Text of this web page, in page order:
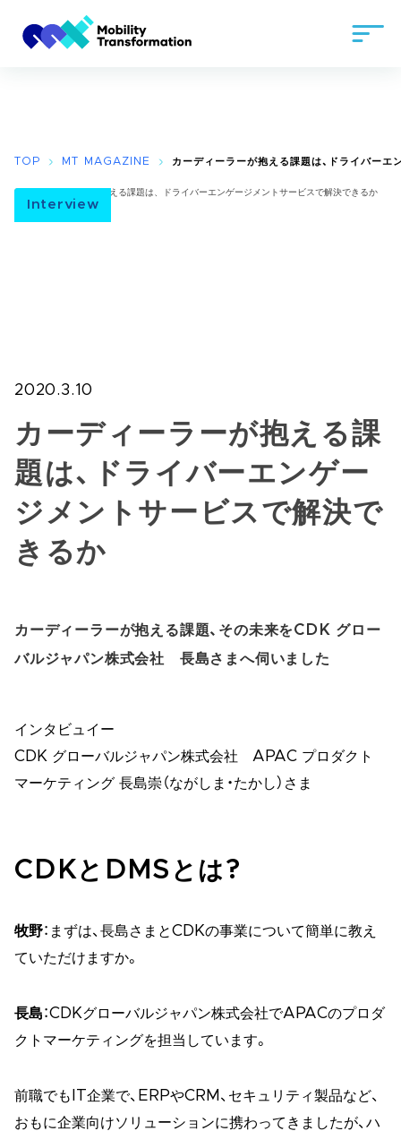
TOP MT MAGAZINE カーディーラーが抱える課題は、ドライバー
Interview
2020.3.10
カーディーラーが抱える課
題は、ドライバーエンゲー
ジメントサービスで解決で
きるか
カーディーラーが抱える課題、その未来をCDK グロー
バルジャパン株式会社 長島さまへ伺いました
インタビュイー
CDK グローバルジャパン株式会社 APAC プロダクト
マーケティング 長島崇（ながしま・たかし）さま
CDKとDMSとは?
牧野：まずは、長島さまとCDKの事業について簡単に教え
ていただけますか。
長島：CDKグローバルジャパン株式会社でAPACのプロダ
クトマーケティングを担当しています。
前職でもIT企業で、ERPやCRM、セキュリティ製品など、
おもに企業向けソリューションに携わってきましたが、ハ